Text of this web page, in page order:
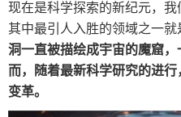
现在是科学探索的新纪元，我
其中最引人入胜的领域之一就
洞一直被描绘成宇宙的魔窟
而，随着最新科学研究的进
变革。